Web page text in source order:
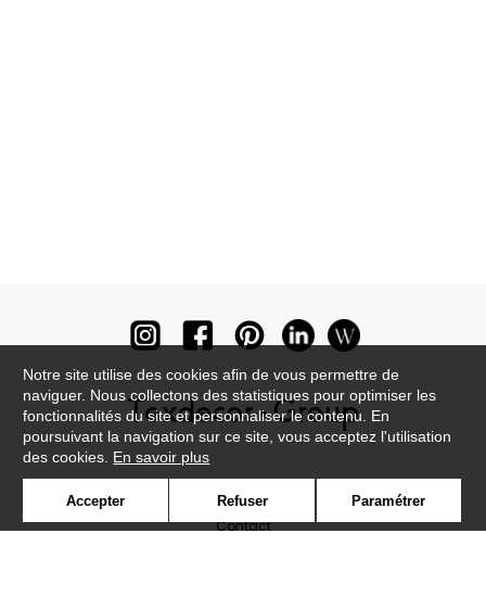
Contact
Notre site utilise des cookies afin de vous permettre de
naviguer. Nous collectons des statistiques pour optimiser les
fonctionnalités du site et personnaliser le contenu. En
poursuivant la navigation sur ce site, vous acceptez l'utilisation
des cookies. En savoir plus
Accepter Refuser Paramétrer